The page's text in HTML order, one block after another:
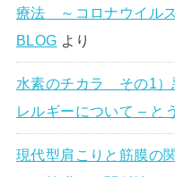
療法 ～コロナウイル
BLOG より
水素のチカラ その1）
レルギーについて – と
現代型肩こりと筋膜の